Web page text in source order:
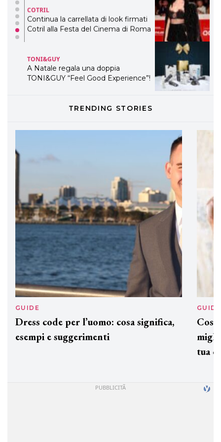
TONI&GUY
A Natale regala una doppia
TONI&GUY
LABEL.M lancia la sua innovativa ed
eco-sostenibile linea di prodotti
preziosi per un regalo adatto ad
TRENDING STORIES
GUIDE
Dress code per l’uomo: cosa significa,
esempi e suggerimenti
GUIDE
tua